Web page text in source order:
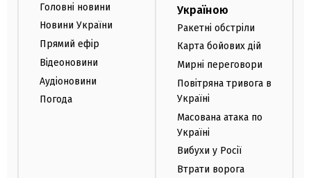
Головні новини
Новини України
Прямий ефір
Відеоновини
Аудіоновини
Погода
Україною
Ракетні обстріли
Карта бойових дій
Мирні переговори
Повітряна тривога в
Україні
Масована атака по
Україні
Вибухи у Росії
Втрати ворога